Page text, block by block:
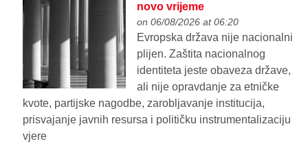
novo vrijeme
on 06/08/2026 at 06:20
Evropska država nije nacionalni
plijen. Zaštita nacionalnog
identiteta jeste obaveza države,
ali nije opravdanje za etničke
kvote, partijske nagodbe, zarobljavanje institucija,
prisvajanje javnih resursa i političku instrumentalizaciju
vjere